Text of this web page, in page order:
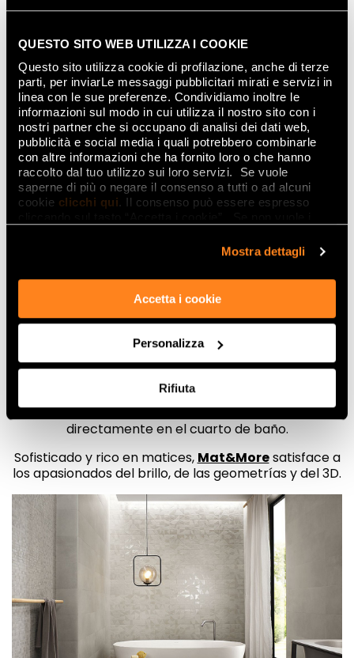
QUESTO SITO WEB UTILIZZA I COOKIE
Questo sito utilizza cookie di profilazione, anche di terze
parti, per inviarLe messaggi pubblicitari mirati e servizi in
linea con le sue preferenze. Condividiamo inoltre le
informazioni sul modo in cui utilizza il nostro sito con i
nostri partner che si occupano di analisi dei dati web,
pubblicità e social media i quali potrebbero combinarle
con altre informazioni che ha fornito loro o che hanno
raccolto dal tuo utilizzo sui loro servizi. Se vuole
saperne di più o negare il consenso a tutti o ad alcuni
cookie clicchi qui. Il consenso può essere espresso
Mostra dettagli
Accetta i cookie
Personalizza
Rifiuta
Bloomes el revestimiento ideal para quienes
aprecian la esencialidad, pero no renuncian a la
elegancia de los motivos gráficos ni a la belleza de
las superficies 3D.
En el baño de ensueños con vistas al mar
imaginamos la gracia ligera y disruptiva deBLOOM
, un toque exótico para revestir paredes
enteras con muy pocos elementos, gracias al
iluminación delicada y suave que resalte la
naturaleza de la hojas y sus reflejos casi iridiscentes.
Un inserto cerámico perfecto para evocar la
naturaleza circundante y crear fondos sugestivos e
impactantes, hechos también en la versión
Dandelion, caracterizada por motivos florales que
recuerdan a las pantallas japonesas, y Delave que
recrea la belleza de un ocaso sobre el mar
directamente en el cuarto de baño.
Sofisticado y rico en matices, Mat&Moresatisface a
los apasionados del brillo, de las geometrías y del 3D.